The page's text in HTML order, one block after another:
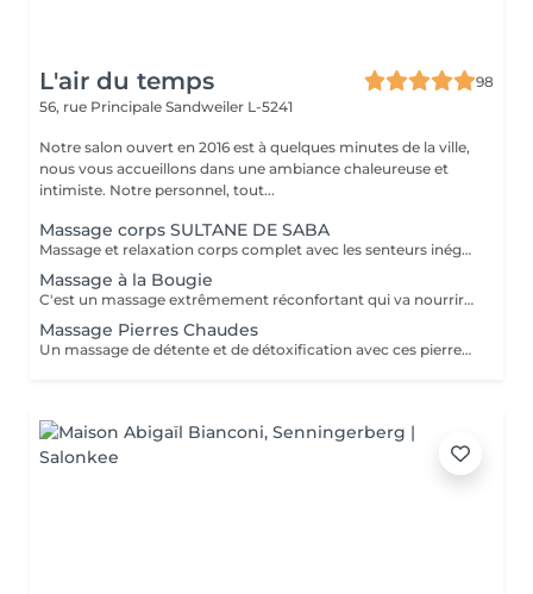
L'air du temps
98
56, rue Principale Sandweiler L-5241
Notre salon ouvert en 2016 est à quelques minutes de la ville,
nous vous accueillons dans une ambiance chaleureuse et
intimiste. Notre personnel, tout...
Massage corps SULTANE DE SABA
Massage et relaxation corps complet avec les senteurs inégalables de notre gamme artisanale et ancestrale de 'Sultane de Saba'. Pour vous faire plaisir ou pour offrir un moment de détente et bien-être.
Massage à la Bougie
C'est un massage extrêmement réconfortant qui va nourrir en même temps votre peau avec les propriétés de la bougie de massage. Vous voyagerez avec les senteurs inégalables de la gamme 'Sultane de Saba' . Idéalement à faire durant les mois d'hiver.
Massage Pierres Chaudes
Un massage de détente et de détoxification avec ces pierres chaudes de basalte qui vont détendre vos muscles et vous donneront une sensation de bien-être. Eviter de le faire en été car sensation de chaleur assez intense.